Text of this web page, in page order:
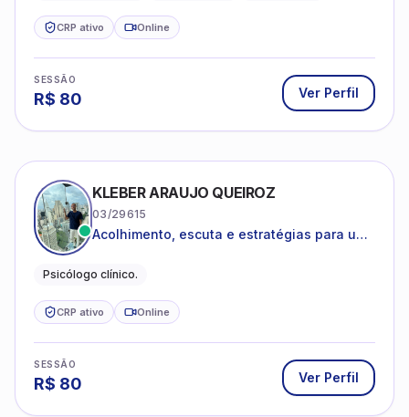
CRP ativo Online
SESSÃO
R$ 80 Ver Perfil
KLEBER ARAUJO QUEIROZ
03/29615
Acolhimento, escuta e estratégias para uma
Psicólogo clínico.
CRP ativo Online
SESSÃO
R$ 80 Ver Perfil